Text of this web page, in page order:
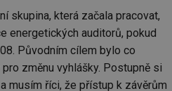
skupina, která začala pracovat,
energetických auditorů, pokud
Původním cílem bylo co
změnu vyhlášky. Postupně si
musím říci, že přístup k závěrům